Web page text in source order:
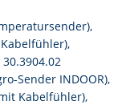
Sender INDOOR),
Kabelfühler),